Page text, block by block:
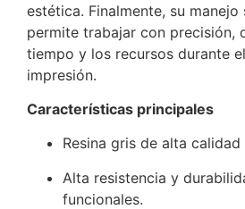
estética. Finalmente, su
permite trabajar con precisión,
tiempo y los recursos durante
impresión.
Características principales
Resina gris de alta
Alta resistencia y
funcionales.